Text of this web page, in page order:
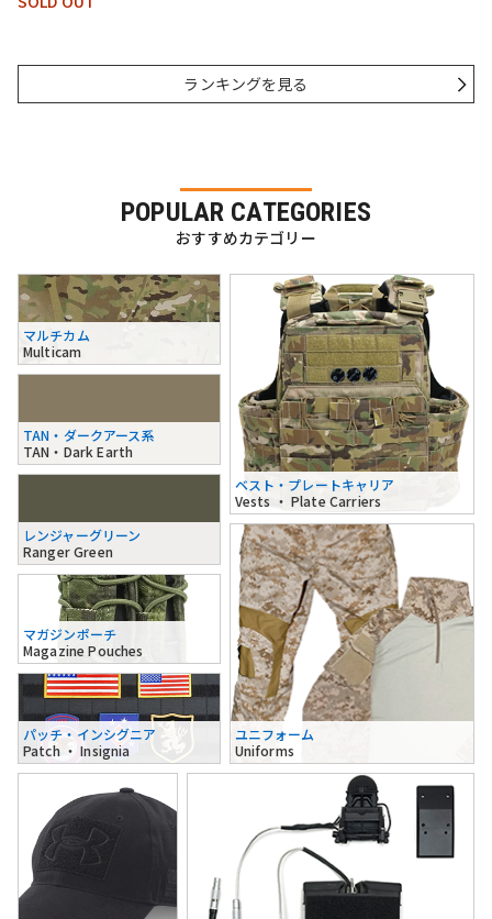
ランキングを見る
POPULAR CATEGORIES
おすすめカテゴリー
マルチカム
Multicam
TAN・ダークアース系
TAN・Dark Earth
レンジャーグリーン
Ranger Green
ベスト・プレートキャリア
Vests ・ Plate Carriers
マガジンポーチ
Magazine Pouches
パッチ・インシグニア
Patch ・ Insignia
ユニフォーム
Uniforms